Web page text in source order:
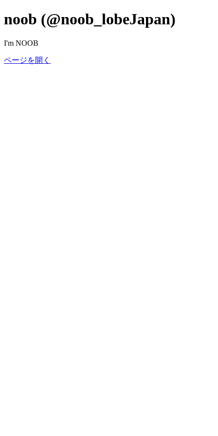
noob (@noob_lobeJapan)
I'm NOOB
ページを開く